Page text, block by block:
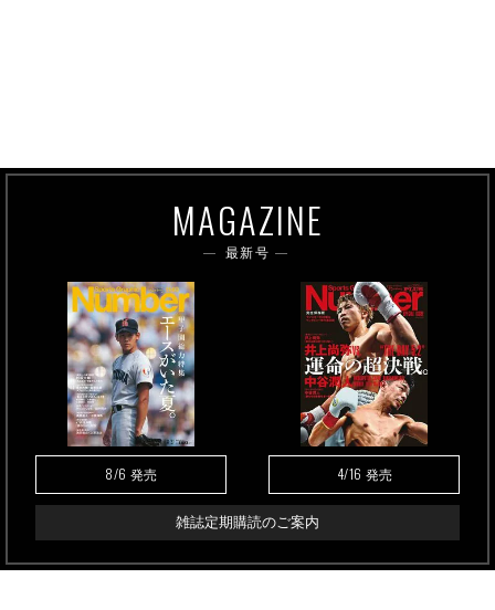
MAGAZINE
最新号
8/6 発売 4/16 発売
雑誌定期購読のご案内